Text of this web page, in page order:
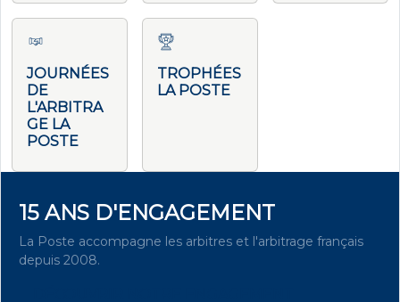
JOURNÉES
DE
L'ARBITRA
GE LA
POSTE
TROPHÉES
LA POSTE
15 ANS D'ENGAGEMENT
La Poste accompagne les arbitres et l'arbitrage français
depuis 2008.